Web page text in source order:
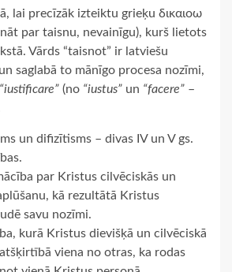
lai precīzāk izteiktu grieķu δικαιοω
par taisnu, nevainīgu), kurš lietots
Vārds “taisnot” ir latviešu
saglabā to mānīgo procesa nozīmi,
“iustificare” (no “iustus” un “facere” –
un difizītisms – divas IV un V gs.
par Kristus cilvēciskās un
kā rezultātā Kristus
savu nozīmi.
kurā Kristus dievišķā un cilvēciskā
viena no otras, ka rodas